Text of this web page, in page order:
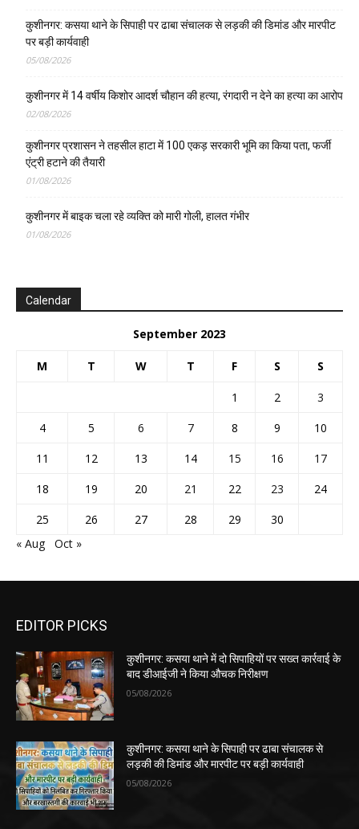
कुशीनगर: कसया थाने के सिपाही पर ढाबा संचालक से लड़की की डिमांड और मारपीट
पर बड़ी कार्यवाही
05/08/2026
कुशीनगर में 14 वर्षीय किशोर आदर्श चौहान की हत्या, रंगदारी न देने का हत्या का आरोप
02/08/2026
कुशीनगर प्रशासन ने तहसील हाटा में 100 एकड़ सरकारी भूमि का किया पता, फर्जी
एंट्री हटाने की तैयारी
01/08/2026
कुशीनगर में बाइक चला रहे व्यक्ति को मारी गोली, हालत गंभीर
01/08/2026
Calendar
September 2023
M T W T F S S
1 2
3
4
5 6 7 8 9
10
11
12 13 14 15 16
17
18
19 20 21 22 23
24
25
26 27 28 29
30
« Aug
Oct »
EDITOR PICKS
कुशीनगर: कसया थाने में दो सिपाहियों पर सख्त कार्रवाई के
बाद डीआईजी ने किया औचक निरीक्षण
05/08/2026
कुशीनगर: कसया थाने के सिपाही पर ढाबा संचालक से
लड़की की डिमांड और मारपीट पर बड़ी कार्यवाही
05/08/2026